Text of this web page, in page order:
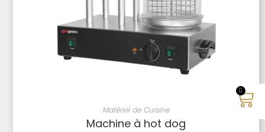
0
Matériel de Cuisine
Machine à hot dog